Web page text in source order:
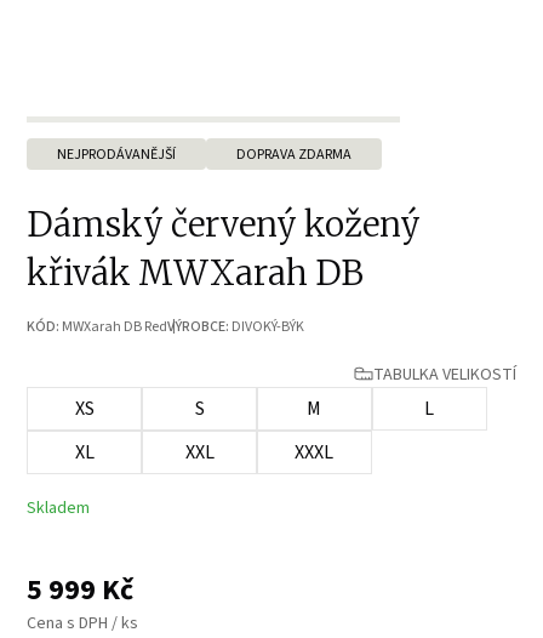
NEJPRODÁVANĚJŠÍ DOPRAVA ZDARMA
Dámský červený kožený
křivák MWXarah DB
KÓD: MWXarah DB RedVÝROBCE: DIVOKÝ-BÝK
TABULKA VELIKOSTÍ
XS S M
L
XL
XXL XXXL
Skladem
5 999 Kč
Cena s DPH / ks